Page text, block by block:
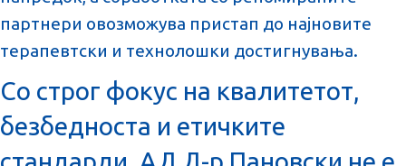
партнери овозможува пристап до најновите
терапевтски и технолошки достигнувања.
Со строг фокус на квалитетот,
безбедноста и етичките